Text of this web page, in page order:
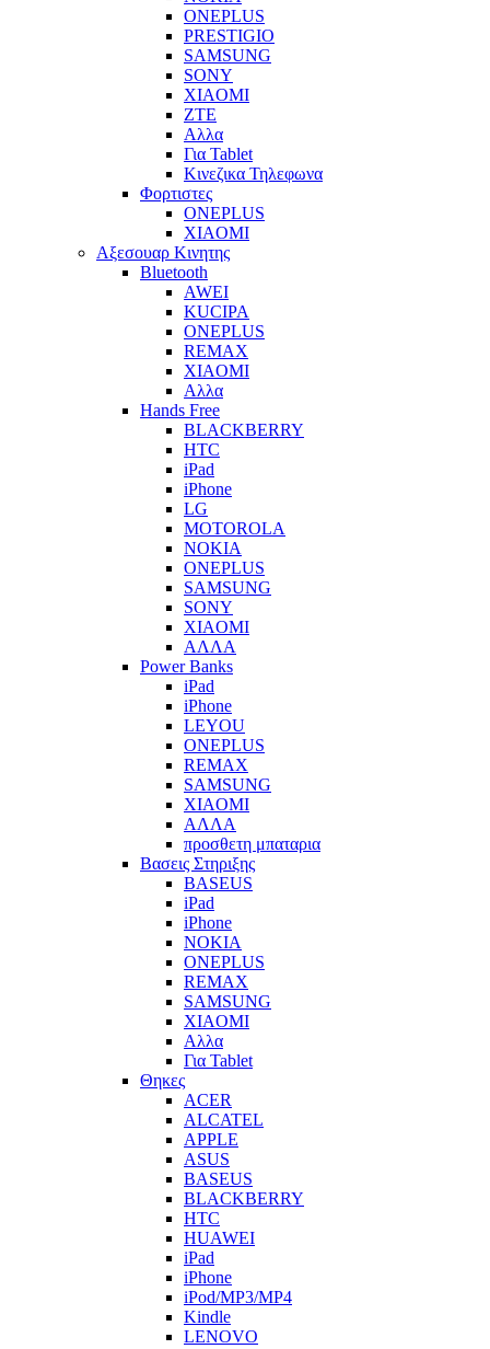
ONEPLUS
PRESTIGIO
SAMSUNG
SONY
XIAOMI
ZTE
Αλλα
Για Tablet
Κινεζικα Τηλεφωνα
Φορτιστες
ONEPLUS
XIAOMI
Αξεσουαρ Κινητης
Bluetooth
AWEI
KUCIPA
ONEPLUS
REMAX
XIAOMI
Αλλα
Hands Free
BLACKBERRY
HTC
iPad
iPhone
LG
MOTOROLA
NOKIA
ONEPLUS
SAMSUNG
SONY
XIAOMI
ΑΛΛΑ
Power Banks
iPad
iPhone
LEYOU
ONEPLUS
REMAX
SAMSUNG
XIAOMI
ΑΛΛΑ
προσθετη μπαταρια
Βασεις Στηριξης
BASEUS
iPad
iPhone
NOKIA
ONEPLUS
REMAX
SAMSUNG
XIAOMI
Αλλα
Για Tablet
Θηκες
ACER
ALCATEL
APPLE
ASUS
BASEUS
BLACKBERRY
HTC
HUAWEI
iPad
iPhone
iPod/MP3/MP4
Kindle
LENOVO